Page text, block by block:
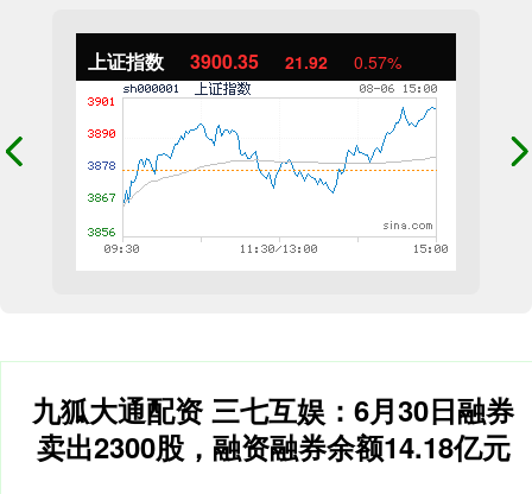
上证指数 3900.35 21.92 0.57%
九狐大通配资 三七互娱：6月30日融券
卖出2300股，融资融券余额14.18亿元